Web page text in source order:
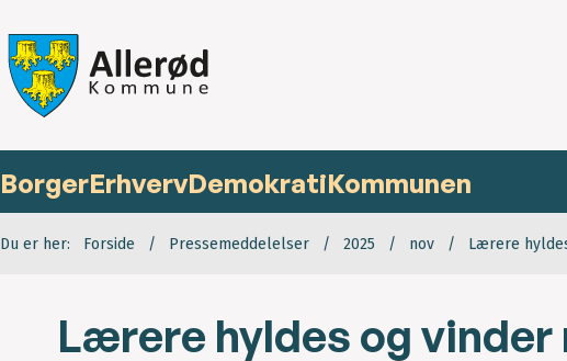
BorgerErhvervDemokratiKommunen
Du er her: Forside Pressemeddelelser 2025 nov Lærere
Lærere hyldes og